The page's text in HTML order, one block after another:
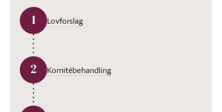
1 Lovforslag
2 Komitébehandling